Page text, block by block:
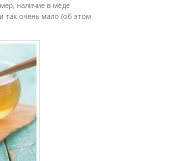
наличие в мёде
так очень мало (об этом